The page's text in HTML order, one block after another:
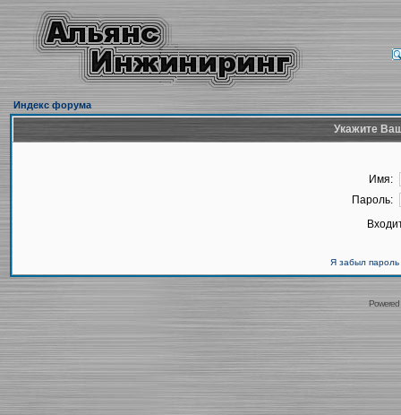
Индекс форума
Укажите
Имя:
Пароль:
Я забыл пароль